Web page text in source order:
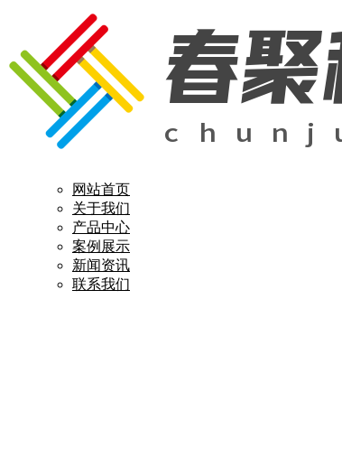
网站首页
关于我们
产品中心
案例展示
新闻资讯
联系我们